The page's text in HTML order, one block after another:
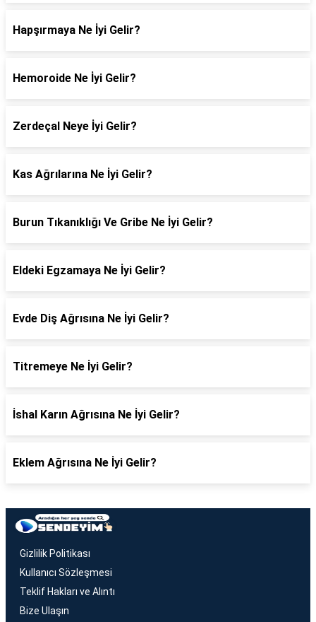
Hapşırmaya Ne İyi Gelir?
Hemoroide Ne İyi Gelir?
Zerdeçal Neye İyi Gelir?
Kas Ağrılarına Ne İyi Gelir?
Burun Tıkanıklığı Ve Gribe Ne İyi Gelir?
Eldeki Egzamaya Ne İyi Gelir?
Evde Diş Ağrısına Ne İyi Gelir?
Titremeye Ne İyi Gelir?
İshal Karın Ağrısına Ne İyi Gelir?
Eklem Ağrısına Ne İyi Gelir?
Gizlilik Politikası
Kullanıcı Sözleşmesi
Teklif Hakları ve Alıntı
Bize Ulaşın